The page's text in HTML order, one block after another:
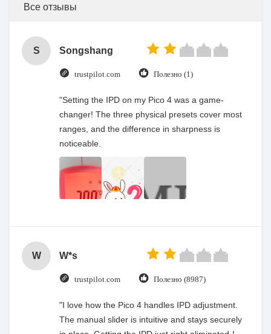
Все отзывы
S Songshang
trustpilot.com Полезно (1)
"Setting the IPD on my Pico 4 was a game-
changer! The three physical presets cover most
ranges, and the difference in sharpness is
noticeable.
W W*s
trustpilot.com Полезно (8987)
"I love how the Pico 4 handles IPD adjustment.
The manual slider is intuitive and stays securely